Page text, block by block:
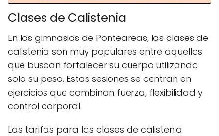
Clases de Calistenia
En los gimnasios de Ponteareas, las clases de
calistenia son muy populares entre aquellos
que buscan fortalecer su cuerpo utilizando
solo su peso. Estas sesiones se centran en
ejercicios que combinan fuerza, flexibilidad y
control corporal.
Las tarifas para las clases de calistenia